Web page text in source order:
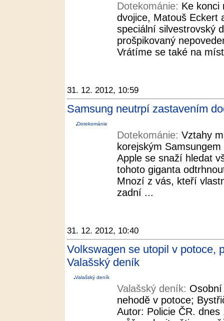
Dotekománie: Ke konci
dvojice, Matouš Eckert
speciální silvestrovský
prošpikovaný
Vrátíme se také na
31. 12. 2012, 10:59
Samsung neutrpí zastavením
Dotekománie
Dotekománie: Vztahy
korejským
Apple se snaží hledat
tohoto giganta
Mnozí z vás, kteří
zadní ...
31. 12. 2012, 10:40
Volkswagen se utopil v potoce,
Valašský deník
Valašský deník
Valašský deník: Osobní
nehodě v potoce;
Autor: Policie ČR.